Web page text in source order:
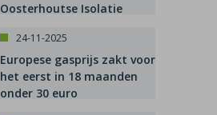
Oosterhoutse Isolatie
24-11-2025
Europese gasprijs zakt voor
het eerst in 18 maanden
onder 30 euro